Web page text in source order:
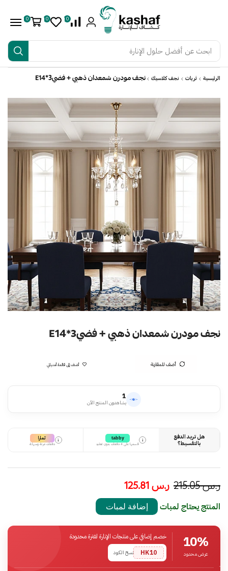
ابحث عن أفضل حلول الإنارة
0
0
0
الرئيسية ثريات نجف كلاسيك نجف مودرن شمعدان ذهبي + فضيE14*3
نجف مودرن شمعدان ذهبي + فضيE14*3
أضف للمقارنة أضف إلى قائمة أمنياتي
1
يشاهدون المنتج الآن
هل تريد الدفع
بالتقسيط؟
i
tabby
قسمها على 4 دفعات بدون تعقيد
i تمارا
دفعات مرنة وسهلة
ر.س215.05 ر.س
المنتج يحتاج لمبات إضافة لمبات
10%
عرض محدود
خصم إضافي على منتجات الإنارة لفترة محدودة
HK10
نسخ الكود